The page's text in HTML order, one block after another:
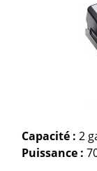
Capacité :2
Puissance :